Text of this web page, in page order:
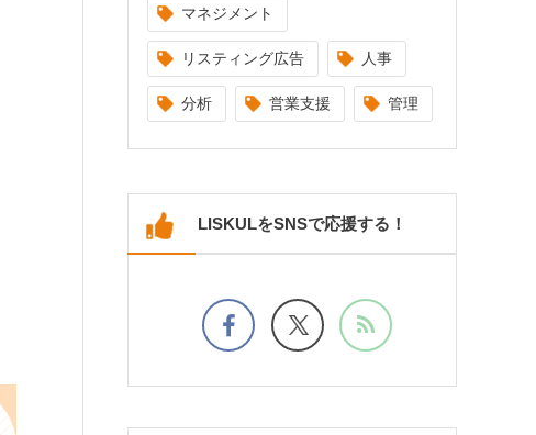
マネジメント
リスティング広告 人事
分析 営業支援 管理
LISKULをSNSで応援する！